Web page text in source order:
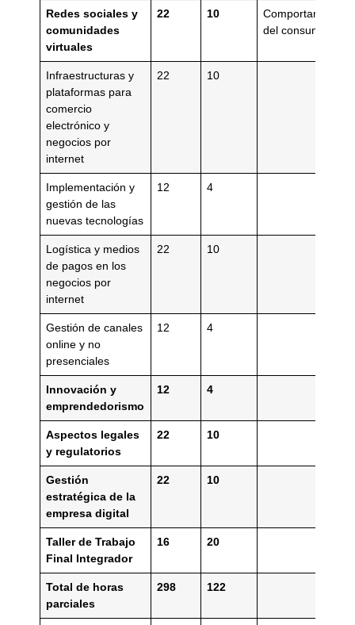
Redes sociales y
comunidades
virtuales
22 10
Comportamiento
del consumidor
Infraestructuras y
plataformas para
comercio
electrónico y
negocios por
internet
22 10
Implementación y
gestión de las
nuevas tecnologías
12 4
Logística y medios
de pagos en los
negocios por
internet
22 10
Gestión de canales
online y no
presenciales
12 4
Innovación y
emprendedorismo
12 4
Aspectos legales
y regulatorios
22 10
Gestión
estratégica de la
empresa digital
22 10
Taller de Trabajo
Final Integrador
16 20
Total de horas
parciales
298 122